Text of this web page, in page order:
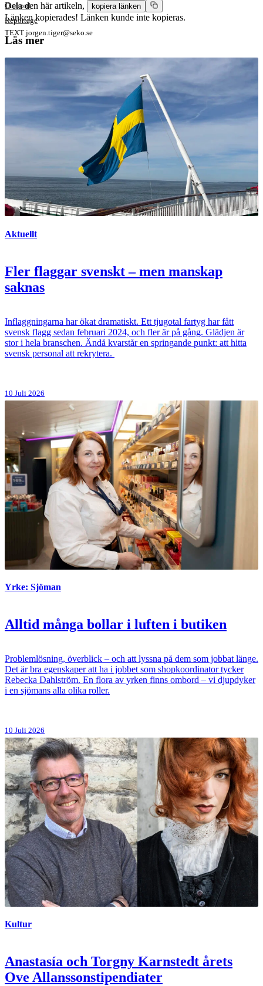
Ombord
Reportage
TEXT jorgen.tiger@seko.se
Dela den här artikeln, kopiera länken
Länken kopierades! Länken kunde inte kopieras.
Läs mer
Aktuellt
Fler flaggar svenskt – men manskap
saknas
Inflaggningarna har ökat dramatiskt. Ett tjugotal fartyg har fått
svensk flagg sedan februari 2024, och fler är på gång. Glädjen är
stor i hela branschen. Ändå kvarstår en springande punkt: att hitta
svensk personal att rekrytera.
10 Juli 2026
Yrke: Sjöman
Alltid många bollar i luften i butiken
Problemlösning, överblick – och att lyssna på dem som jobbat länge.
Det är bra egenskaper att ha i jobbet som shopkoordinator tycker
Rebecka Dahlström. En flora av yrken finns ombord – vi djupdyker
i en sjömans alla olika roller.
10 Juli 2026
Kultur
Anastasía och Torgny Karnstedt årets
Ove Allanssonstipendiater